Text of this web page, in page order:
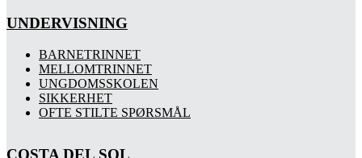
UNDERVISNING
BARNETRINNET
MELLOMTRINNET
UNGDOMSSKOLEN
SIKKERHET
OFTE STILTE SPØRSMÅL
COSTA DEL SOL